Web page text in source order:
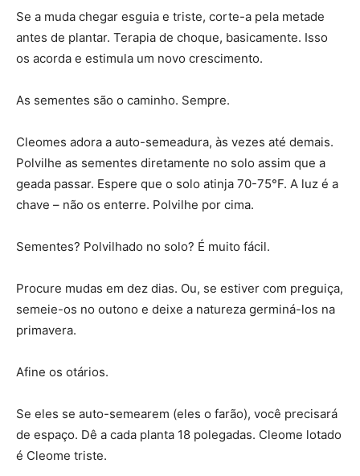
Se a muda chegar esguia e triste, corte-a pela metade
antes de plantar. Terapia de choque, basicamente. Isso
os acorda e estimula um novo crescimento.
As sementes são o caminho. Sempre.
Cleomes adora a auto-semeadura, às vezes até demais.
Polvilhe as sementes diretamente no solo assim que a
geada passar. Espere que o solo atinja 70-75°F. A luz é a
chave – não os enterre. Polvilhe por cima.
Sementes? Polvilhado no solo? É muito fácil.
Procure mudas em dez dias. Ou, se estiver com preguiça,
semeie-os no outono e deixe a natureza germiná-los na
primavera.
Afine os otários.
Se eles se auto-semearem (eles o farão), você precisará
de espaço. Dê a cada planta 18 polegadas. Cleome lotado
é Cleome triste.